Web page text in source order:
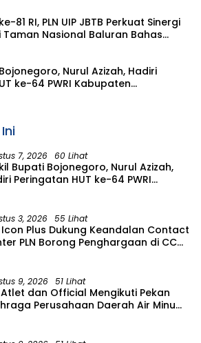
81 RI, PLN UIP JBTB Perkuat Sinergi
Nasional Baluran Bahas
Nurul Azizah, Hadiri
ke-64 PWRI Kabupaten
7, 2026 60 Lihat
Bupati Bojonegoro, Nurul Azizah,
Peringatan HUT ke-64 PWRI
3, 2026 55 Lihat
Icon Plus Dukung Keandalan Contact
PLN Borong Penghargaan di CCW
9, 2026 51 Lihat
Atlet dan Official Mengikuti Pekan
Perusahaan Daerah Air Minum